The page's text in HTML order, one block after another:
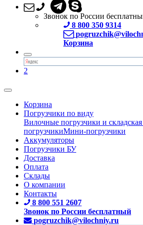
Звонок по России
8 800 350 9314
Корзина
2
Корзина
Погрузчики по виду
Вилочные погрузчики и складская
погрузчикиМини-погрузчики
Аккумуляторы
Погрузчики БУ
Доставка
Оплата
Склады
О компании
Контакты
8 800 551 2607
Звонок по России бесплатный
pogruzchik@vilochniy.ru